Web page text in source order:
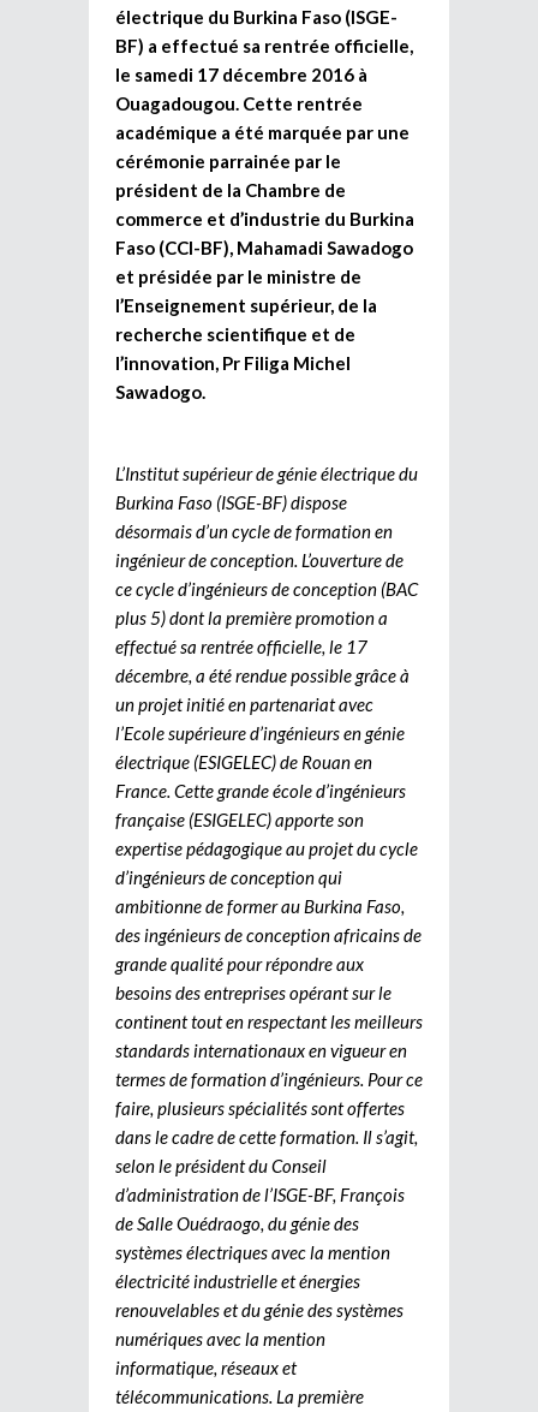
électrique du Burkina Faso (ISGE-
BF) a effectué sa rentrée officielle,
le samedi 17 décembre 2016 à
Ouagadougou. Cette rentrée
académique a été marquée par une
cérémonie parrainée par le
président de la Chambre de
commerce et d’industrie du Burkina
Faso (CCI-BF), Mahamadi Sawadogo
et présidée par le ministre de
l’Enseignement supérieur, de la
recherche scientifique et de
l’innovation, Pr Filiga Michel
Sawadogo.
L’Institut supérieur de génie électrique du
Burkina Faso (ISGE-BF) dispose
désormais d’un cycle de formation en
ingénieur de conception. L’ouverture de
ce cycle d’ingénieurs de conception (BAC
plus 5) dont la première promotion a
effectué sa rentrée officielle, le 17
décembre, a été rendue possible grâce à
un projet initié en partenariat avec
l’Ecole supérieure d’ingénieurs en génie
électrique (ESIGELEC) de Rouan en
France. Cette grande école d’ingénieurs
française (ESIGELEC) apporte son
expertise pédagogique au projet du cycle
d’ingénieurs de conception qui
ambitionne de former au Burkina Faso,
des ingénieurs de conception africains de
grande qualité pour répondre aux
besoins des entreprises opérant sur le
continent tout en respectant les meilleurs
standards internationaux en vigueur en
termes de formation d’ingénieurs. Pour ce
faire, plusieurs spécialités sont offertes
dans le cadre de cette formation. Il s’agit,
selon le président du Conseil
d’administration de l’ISGE-BF, François
de Salle Ouédraogo, du génie des
systèmes électriques avec la mention
électricité industrielle et énergies
renouvelables et du génie des systèmes
numériques avec la mention
informatique, réseaux et
télécommunications. La première